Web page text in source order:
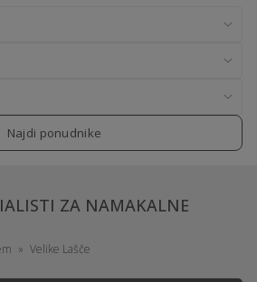
Najdi ponudnike
ZA NAMAKALNE
Velike Lašče